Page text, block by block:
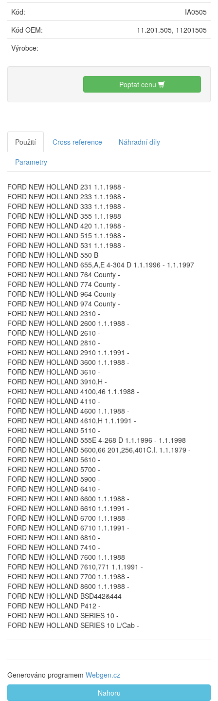
Kód:
IA0505
Kód OEM:
11.201.505, 11201505
Výrobce:
Poptat cenu
Použití Cross reference Náhradní díly
Parametry
FORD NEW HOLLAND 231 1.1.1988 -
FORD NEW HOLLAND 233 1.1.1988 -
FORD NEW HOLLAND 333 1.1.1988 -
FORD NEW HOLLAND 355 1.1.1988 -
FORD NEW HOLLAND 420 1.1.1988 -
FORD NEW HOLLAND 515 1.1.1988 -
FORD NEW HOLLAND 531 1.1.1988 -
FORD NEW HOLLAND 550 B -
FORD NEW HOLLAND 655,A,E 4-304 D 1.1.1996 - 1.1.1997
FORD NEW HOLLAND 764 County -
FORD NEW HOLLAND 774 County -
FORD NEW HOLLAND 964 County -
FORD NEW HOLLAND 974 County -
FORD NEW HOLLAND 2310 -
FORD NEW HOLLAND 2600 1.1.1988 -
FORD NEW HOLLAND 2610 -
FORD NEW HOLLAND 2810 -
FORD NEW HOLLAND 2910 1.1.1991 -
FORD NEW HOLLAND 3600 1.1.1988 -
FORD NEW HOLLAND 3610 -
FORD NEW HOLLAND 3910,H -
FORD NEW HOLLAND 4100,46 1.1.1988 -
FORD NEW HOLLAND 4110 -
FORD NEW HOLLAND 4600 1.1.1988 -
FORD NEW HOLLAND 4610,H 1.1.1991 -
FORD NEW HOLLAND 5110 -
FORD NEW HOLLAND 555E 4-268 D 1.1.1996 - 1.1.1998
FORD NEW HOLLAND 5600,66 201,256,401C.I. 1.1.1979 -
FORD NEW HOLLAND 5610 -
FORD NEW HOLLAND 5700 -
FORD NEW HOLLAND 5900 -
FORD NEW HOLLAND 6410 -
FORD NEW HOLLAND 6600 1.1.1988 -
FORD NEW HOLLAND 6610 1.1.1991 -
FORD NEW HOLLAND 6700 1.1.1988 -
FORD NEW HOLLAND 6710 1.1.1991 -
FORD NEW HOLLAND 6810 -
FORD NEW HOLLAND 7410 -
FORD NEW HOLLAND 7600 1.1.1988 -
FORD NEW HOLLAND 7610,771 1.1.1991 -
FORD NEW HOLLAND 7700 1.1.1988 -
FORD NEW HOLLAND 8600 1.1.1988 -
FORD NEW HOLLAND BSD442&444 -
FORD NEW HOLLAND P412 -
FORD NEW HOLLAND SERIES 10 -
FORD NEW HOLLAND SERIES 10 L/Cab -
Generováno programem Webgen.cz
Nahoru